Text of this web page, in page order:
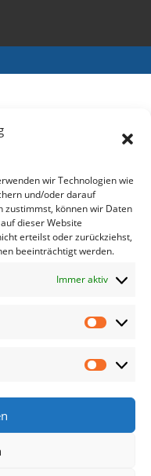
wir Technologien wie
und/oder darauf
zustimmst, können wir Daten
dieser Website
erteilst oder zurückziehst,
beeinträchtigt werden.
Immer aktiv